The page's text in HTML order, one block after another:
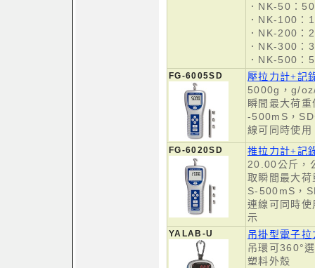
．NK-50：
．NK-100：
．NK-200：
．NK-300：
．NK-500：
FG-6005SD
壓拉力計+記
5000g，g/
瞬間最大荷
-500mS，
線可同時使
FG-6020SD
推拉力計+記
20.00公斤，
取瞬間最大
S-500mS，
連線可同時
示
YALAB-U
吊掛型電子拉
吊環可360°
塑料外殼